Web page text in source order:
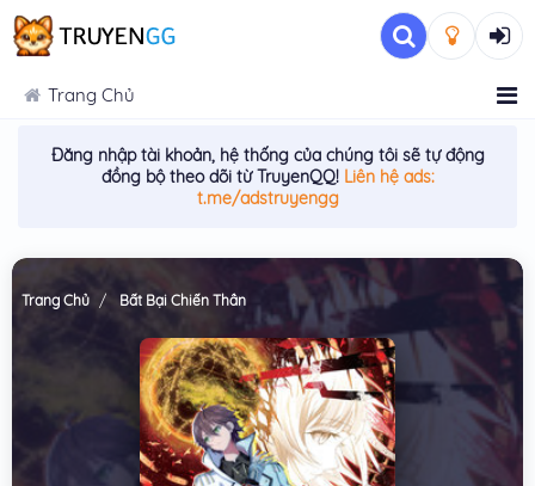
Trang Chủ
Đăng nhập tài khoản, hệ thống của chúng tôi sẽ tự động
đồng bộ theo dõi từ TruyenQQ! Liên hệ ads:
t.me/adstruyengg
Trang Chủ Bất Bại Chiến Thần